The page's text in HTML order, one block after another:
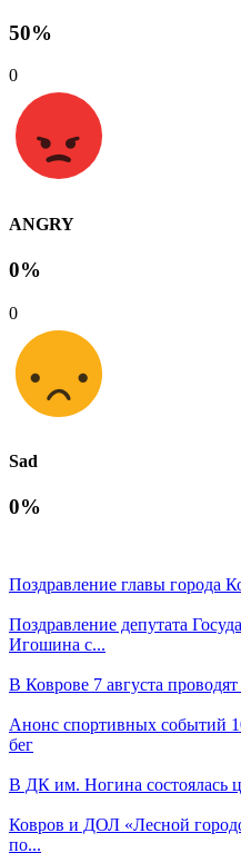
50%
0
ANGRY
0%
0
Sad
0%
Поздравление главы города
Поздравление депутата
Игошина с...
В Коврове 7 августа
Анонс спортивных событий
бег
В ДК им. Ногина состоялась
Ковров и ДОЛ «Лесной
по...